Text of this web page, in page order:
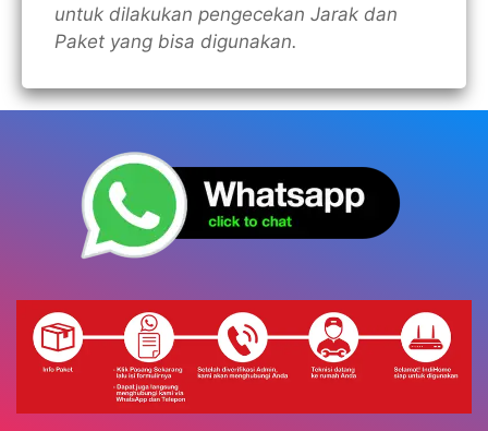
untuk dilakukan pengecekan Jarak dan
Paket yang bisa digunakan.